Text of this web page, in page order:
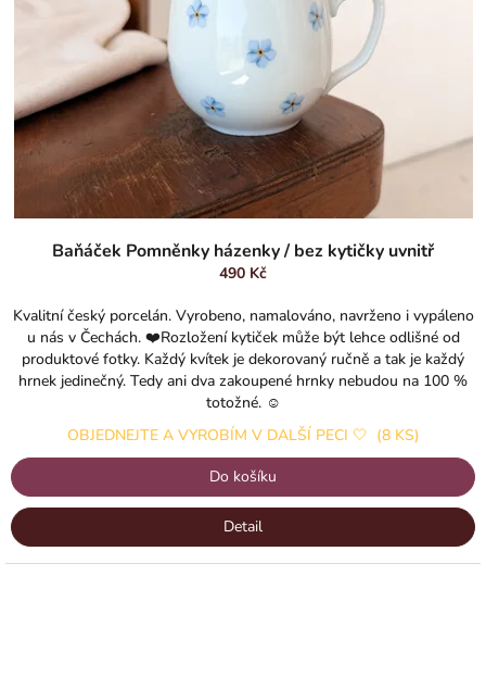
Baňáček Pomněnky házenky / bez kytičky uvnitř
490 Kč
Kvalitní český porcelán. Vyrobeno, namalováno, navrženo i vypáleno
u nás v Čechách. ❤️Rozložení kytiček může být lehce odlišné od
produktové fotky. Každý kvítek je dekorovaný ručně a tak je každý
hrnek jedinečný. Tedy ani dva zakoupené hrnky nebudou na 100 %
totožné. ☺️
OBJEDNEJTE A VYROBÍM V DALŠÍ PECI 🤍 (8 KS)
Do košíku
Detail